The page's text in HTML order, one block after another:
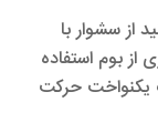
از سشوار با
۳۰ سانتیمتری از بوم استفاده
یکنواخت حرکت